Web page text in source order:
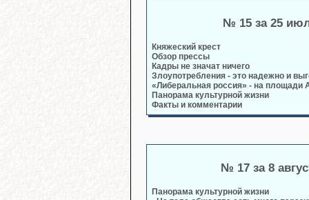
№ 15 за 25
Княжеский крест
Обзор прессы
Кадры не значат ничего
Злоупотребления - это надежно и
«Либеральная россия» - на площади
Панорама культурной жизни
Факты и комментарии
№ 17 за 8
Панорама культурной жизни